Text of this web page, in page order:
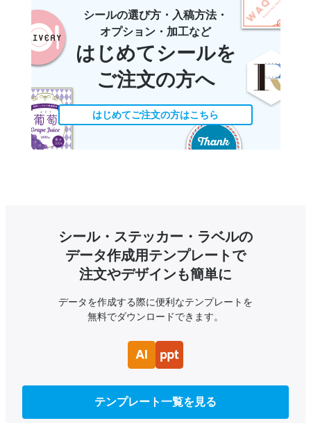
シールの選び方・入稿方法・
オプション・加工など
はじめてシールを
ご注文の方へ
はじめてご注文の方はこちら
シール・ステッカー・ラベルの
データ作成用テンプレートで
注文やデザインも簡単に
データを作成する際に便利なテンプレートを
無料でダウンロードできます。
テンプレート一覧を見る